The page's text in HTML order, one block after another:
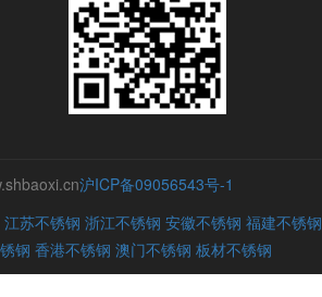
沪ICP备09056543号-1
江苏不锈钢 浙江不锈钢 安徽不锈钢 福建不锈钢
钢 香港不锈钢 澳门不锈钢 板材不锈钢